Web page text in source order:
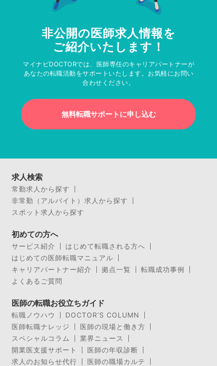
非公開の医師求人情報を
ご紹介いたします！
マイナビDOCTORでは、医師専任のキャリアパートナーが
あなたの転職活動をサポートいたします。お気軽にお問い
合わせください。
無料転職サポートに申し込む
求人検索
常勤求人から探す
非常勤（アルバイト）求人から探す
スポット求人から探す
初めての方へ
サービス紹介
はじめて転職される方へ
はじめての医師転職マニュアル
キャリアパートナー紹介
拠点一覧
転職成功事例
よくあるご質問
医師の転職お役立ちガイド
転職ノウハウ
DOCTOR’S COLUMN
医師転職ナレッジ
医師の現場と働き方
スペシャルコラム
業界ニュース
開業医支援サポート
医師の年収診断
求人のお知らせ代行
医師の職場カルテ